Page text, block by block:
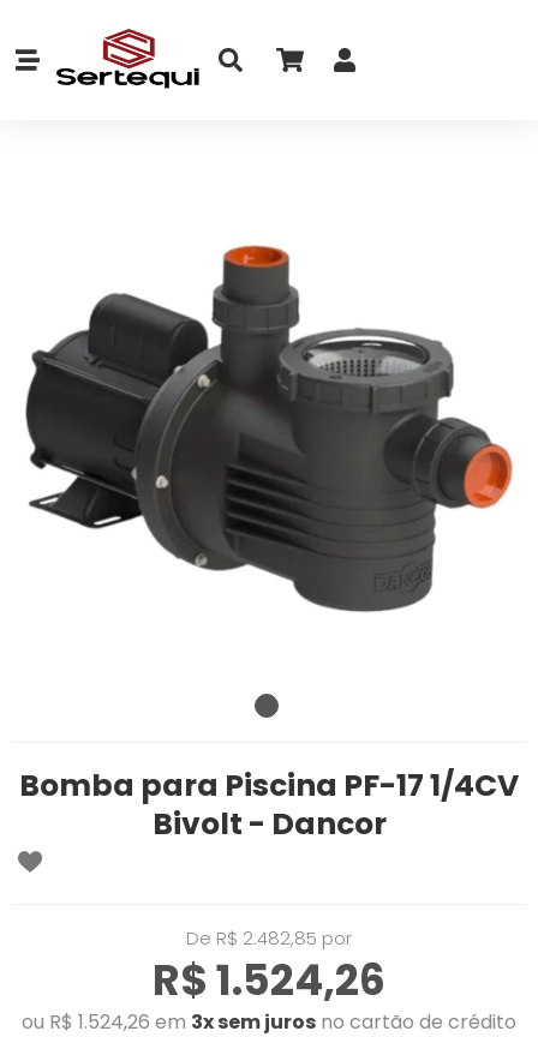
Bomba para Piscina PF-17 1/4CV
Bivolt - Dancor
De R$ 2.482,85 por
R$ 1.524,26
ou R$ 1.524,26 em 3x sem juros no cartão de crédito